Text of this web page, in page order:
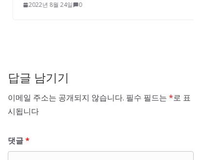
2022년 8월 24일 0
답글 남기기
이메일 주소는 공개되지 않습니다. 필수 필드는 *로 표
시됩니다
댓글*